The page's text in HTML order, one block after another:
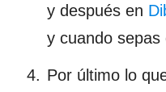
y después en
y cuando
Por último lo